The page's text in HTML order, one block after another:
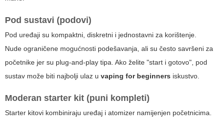
Pod sustavi (podovi)
Pod uređaji su kompaktni, diskretni i jednostavni za korištenje.
Nude ograničene mogućnosti podešavanja, ali su često savršeni za
početnike jer su plug-and-play tipa. Ako želite "start i gotovo", pod
sustav može biti najbolji ulaz u vaping for beginners iskustvo.
Moderan starter kit (puni kompleti)
Starter kitovi kombiniraju uređaj i atomizer namijenjen početnicima.